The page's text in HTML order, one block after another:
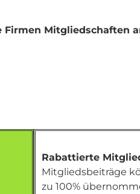
Mitgliedschaften
Rabattierte
Mitgliedsbeiträge
zu 100%